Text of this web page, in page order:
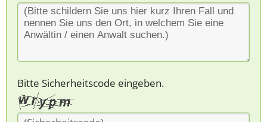
Bitte Sicherheitscode eingeben.